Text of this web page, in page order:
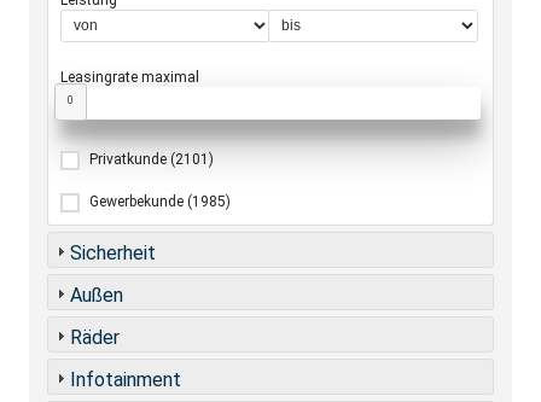
Leasingrate maximal
0
Privatkunde (2101)
Gewerbekunde (1985)
Sicherheit
Außen
Räder
Infotainment